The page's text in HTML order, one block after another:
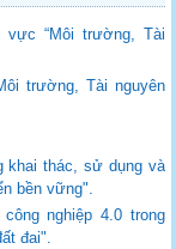
“Môi trường, Tài
trường, Tài nguyên
khai thác, sử dụng và
bền vững".
nghiệp 4.0 trong
đai".